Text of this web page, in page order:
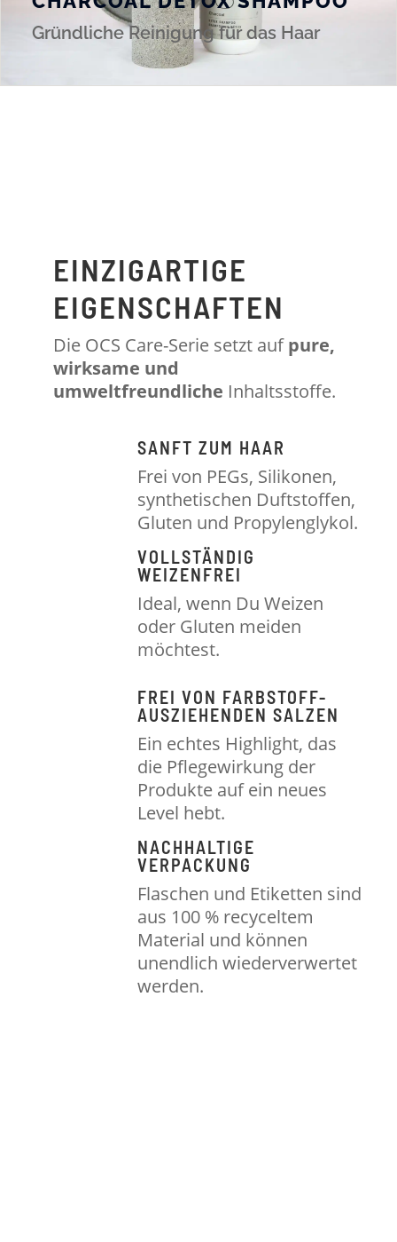
Gründliche Reinigung für das Haar
EINZIGARTIGE
EIGENSCHAFTEN
Die OCS Care-Serie setzt aufpure,
wirksame und
umweltfreundliche Inhaltsstoffe.
SANFT ZUM HAAR
Frei von PEGs, Silikonen,
synthetischen Duftstoffen,
Gluten und Propylenglykol.
VOLLSTÄNDIG
WEIZENFREI
Ideal, wenn Du Weizen
oder Gluten meiden
möchtest.
FREI VON FARBSTOFF-
AUSZIEHENDEN SALZEN
Ein echtes Highlight, das
die Pflegewirkung der
Produkte auf ein neues
Level hebt.
NACHHALTIGE
VERPACKUNG
Flaschen und Etiketten sind
aus 100 % recyceltem
Material und können
unendlich wiederverwertet
werden.